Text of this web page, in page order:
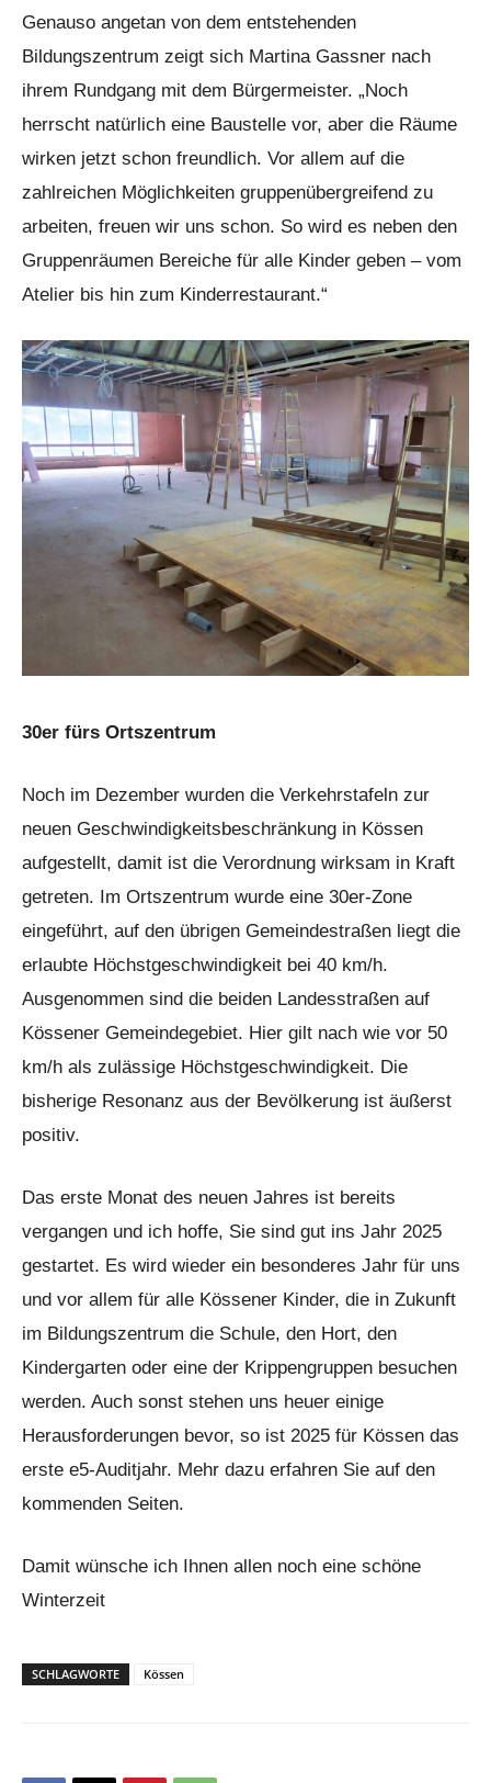
Genauso angetan von dem entstehenden
Bildungszentrum zeigt sich Martina Gassner nach
ihrem Rundgang mit dem Bürgermeister. „Noch
herrscht natürlich eine Baustelle vor, aber die Räume
wirken jetzt schon freundlich. Vor allem auf die
zahlreichen Möglichkeiten gruppenübergreifend zu
arbeiten, freuen wir uns schon. So wird es neben den
Gruppenräumen Bereiche für alle Kinder geben – vom
Atelier bis hin zum Kinderrestaurant.“
30er fürs Ortszentrum
Noch im Dezember wurden die Verkehrstafeln zur
neuen Geschwindigkeitsbeschränkung in Kössen
aufgestellt, damit ist die Verordnung wirksam in Kraft
getreten. Im Ortszentrum wurde eine 30er-Zone
eingeführt, auf den übrigen Gemeindestraßen liegt die
erlaubte Höchstgeschwindigkeit bei 40 km/h.
Ausgenommen sind die beiden Landesstraßen auf
Kössener Gemeindegebiet. Hier gilt nach wie vor 50
km/h als zulässige Höchstgeschwindigkeit. Die
bisherige Resonanz aus der Bevölkerung ist äußerst
positiv.
Das erste Monat des neuen Jahres ist bereits
vergangen und ich hoffe, Sie sind gut ins Jahr 2025
gestartet. Es wird wieder ein besonderes Jahr für uns
und vor allem für alle Kössener Kinder, die in Zukunft
im Bildungszentrum die Schule, den Hort, den
Kindergarten oder eine der Krippengruppen besuchen
werden. Auch sonst stehen uns heuer einige
Herausforderungen bevor, so ist 2025 für Kössen das
erste e5-Auditjahr. Mehr dazu erfahren Sie auf den
kommenden Seiten.
Damit wünsche ich Ihnen allen noch eine schöne
Winterzeit
SCHLAGWORTE Kössen